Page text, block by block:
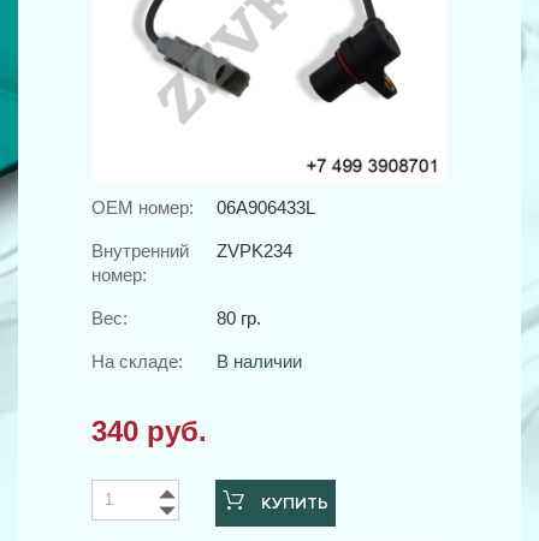
OEM номер: 06A906433L
Внутренний
номер:
ZVPK234
Вес: 80 гр.
На складе: В наличии
340 руб.
КУПИТЬ